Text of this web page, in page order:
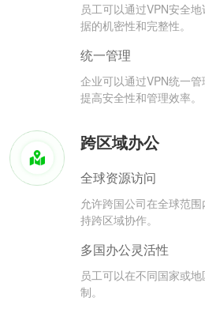
员工可以通过VPN安全
据的机密性和完整性。
统一管理
企业可以通过VPN统一
提高安全性和管理效率。
跨区域办公
全球资源访问
允许跨国公司在全球范
持跨区域协作。
多国办公灵活性
员工可以在不同国家或
制。